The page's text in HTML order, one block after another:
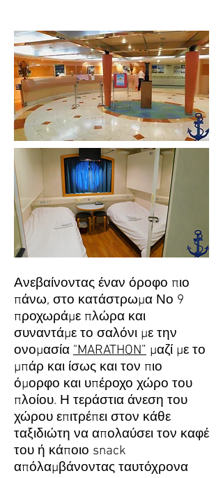
Ανεβαίνοντας έναν όροφο πιο
πάνω, στο κατάστρωμα Νο 9
προχωράμε πλώρα και
συναντάμε το σαλόνι με την
ονομασία "MARATHON” μαζί με το
μπάρ και ίσως και τον πιο
όμορφο και υπέροχο χώρο του
πλοίου. Η τεράστια άνεση του
χώρου επιτρέπει στον κάθε
ταξιδιώτη να απολαύσει τον καφέ
του ή κάποιο snack
απόλαμβάνοντας ταυτόχρονα